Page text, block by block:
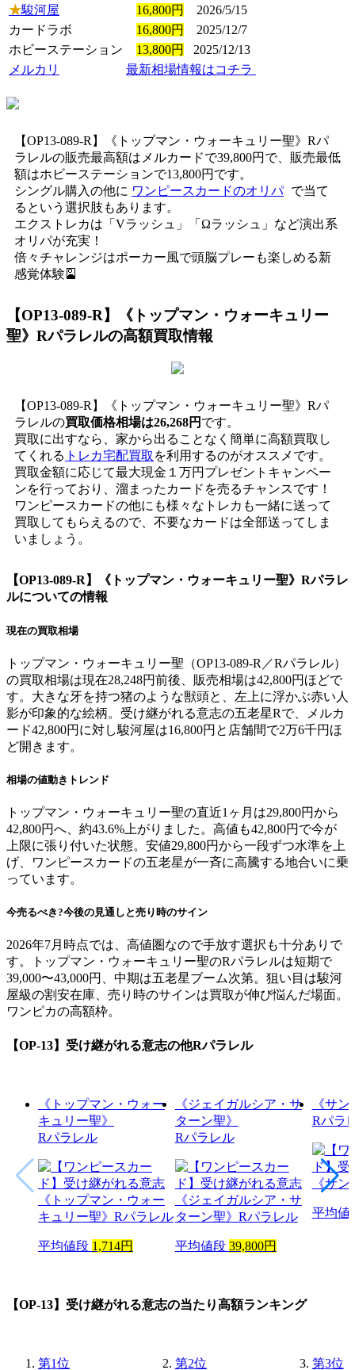
★駿河屋 16,800円
2026/5/15
カードラボ
16,800円
2025/12/7
ホビーステーション
13,800円
2025/12/13
メルカリ
最新相場情報はコチラ
【OP13-089-R】《トップマン・ウォーキュリー聖》Rパ
ラレルの販売最高額はメルカードで39,800円で、販売最低
額はホビーステーションで13,800円です。
シングル購入の他に ワンピースカードのオリパ で当て
るという選択肢もあります。
エクストレカは「Vラッシュ」「Ωラッシュ」など演出系
オリパが充実！
倍々チャレンジはポーカー風で頭脳プレーも楽しめる新
感覚体験🎴
【OP13-089-R】《トップマン・ウォーキュリー
聖》Rパラレルの高額買取情報
【OP13-089-R】《トップマン・ウォーキュリー聖》Rパ
ラレルの買取価格相場は26,268円 です。
買取に出すなら、家から出ることなく簡単に高額買取し
てくれる トレカ宅配買取 を利用するのがオススメです。
買取金額に応じて最大現金１万円プレゼントキャンペー
ンを行っており、溜まったカードを売るチャンスです！
ワンピースカードの他にも様々なトレカも一緒に送って
買取してもらえるので、不要なカードは全部送ってしま
いましょう。
【OP13-089-R】《トップマン・ウォーキュリー聖》Rパラレ
ルについての情報
現在の買取相場
トップマン・ウォーキュリー聖（OP13-089-R／Rパラレル）
の買取相場は現在28,248円前後、販売相場は42,800円ほどで
す。大きな牙を持つ猪のような獣頭と、左上に浮かぶ赤い人
影が印象的な絵柄。受け継がれる意志の五老星Rで、メルカ
ード42,800円に対し駿河屋は16,800円と店舗間で2万6千円ほ
ど開きます。
相場の値動きトレンド
トップマン・ウォーキュリー聖の直近1ヶ月は29,800円から
42,800円へ、約43.6%上がりました。高値も42,800円で今が
上限に張り付いた状態。安値29,800円から一段ずつ水準を上
げ、ワンピースカードの五老星が一斉に高騰する地合いに乗
っています。
今売るべき?今後の見通しと売り時のサイン
2026年7月時点では、高値圏なので手放す選択も十分ありで
す。トップマン・ウォーキュリー聖のRパラレルは短期で
39,000〜43,000円、中期は五老星ブーム次第。狙い目は駿河
屋級の割安在庫、売り時のサインは買取が伸び悩んだ場面。
ワンピカの高額枠。
【OP-13】受け継がれる意志の他Rパラレル
《トップマン・ウォー
キュリー聖》
Rパラレル
平均値段 1,714円
《ジェイガルシア・サ
ターン聖》
Rパラレル
平均値段 39,800円
《サ
Rパラ
平均値
【OP-13】受け継がれる意志の当たり高額ランキング
第1位 第2位 第3位